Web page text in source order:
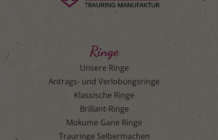
Ringe
Unsere Ringe
Antrags- und Verlobungsringe
Klassische Ringe
Brillant-Ringe
Mokume Gane Ringe
Trauringe Selbermachen